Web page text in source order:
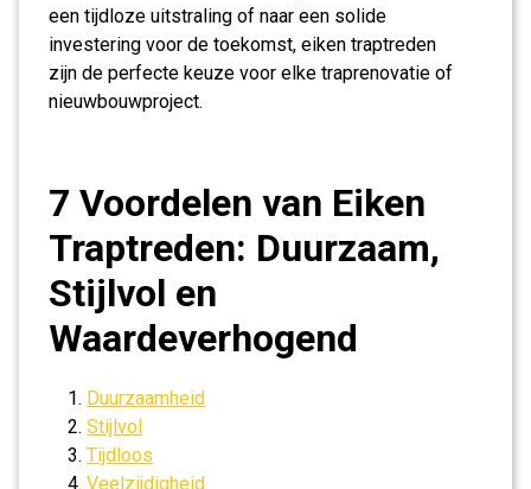
een tijdloze uitstraling of naar een solide
investering voor de toekomst, eiken traptreden
zijn de perfecte keuze voor elke traprenovatie of
nieuwbouwproject.
7 Voordelen van Eiken
Traptreden: Duurzaam,
Stijlvol en
Waardeverhogend
Duurzaamheid
Stijlvol
Tijdloos
Veelzijdigheid